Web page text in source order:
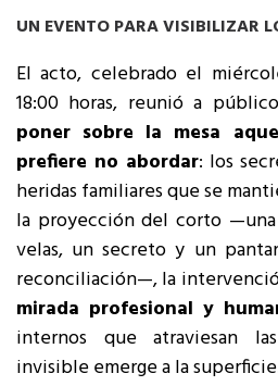
UN EVENTO PARA VISIBILIZAR
El acto, celebrado el
18:00 horas, reunió a
poner sobre la mesa
prefiere no abordar: los
heridas familiares que se
la proyección del corto
velas, un secreto y un
reconciliación—, la
mirada profesional y
internos que atraviesan
invisible emerge a la